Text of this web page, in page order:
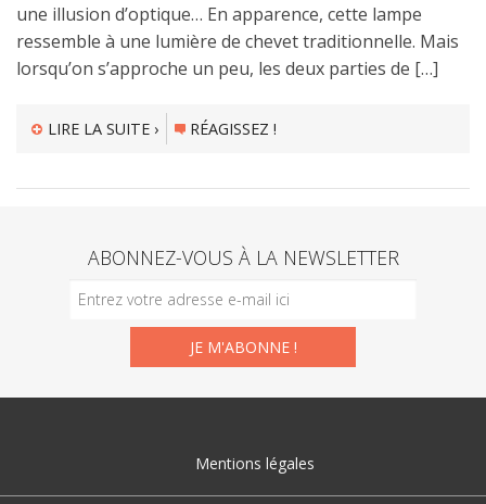
une illusion d’optique… En apparence, cette lampe
ressemble à une lumière de chevet traditionnelle. Mais
lorsqu’on s’approche un peu, les deux parties de […]
LIRE LA SUITE › RÉAGISSEZ !
ABONNEZ-VOUS À LA NEWSLETTER
Mentions légales